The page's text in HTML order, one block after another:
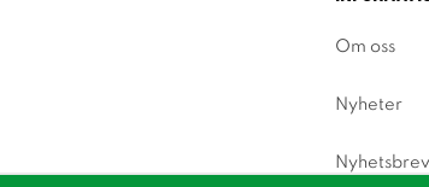
Om oss
Nyheter
Nyhetsbrev